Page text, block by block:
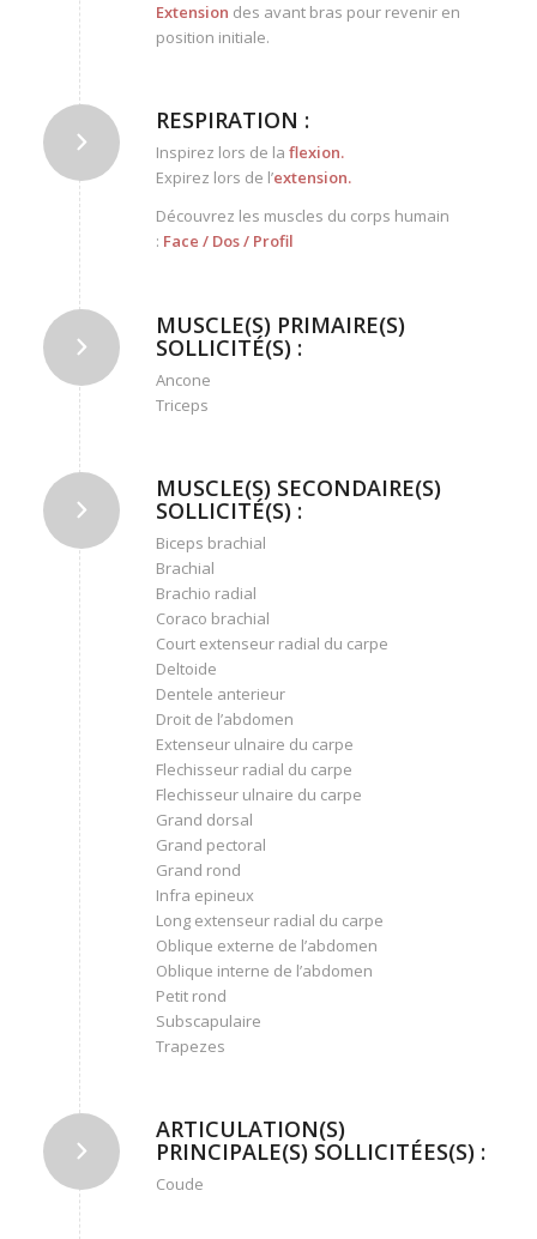
Extension des avant bras pour revenir en
position initiale.
RESPIRATION :
Inspirez lors de la flexion.
Expirez lors de l’extension.
Découvrez les muscles du corps humain
: Face / Dos/ Profil
MUSCLE(S) PRIMAIRE(S)
SOLLICITÉ(S) :
Ancone
Triceps
MUSCLE(S) SECONDAIRE(S)
SOLLICITÉ(S) :
Biceps brachial
Brachial
Brachio radial
Coraco brachial
Court extenseur radial du carpe
Deltoide
Dentele anterieur
Droit de l’abdomen
Extenseur ulnaire du carpe
Flechisseur radial du carpe
Flechisseur ulnaire du carpe
Grand dorsal
Grand pectoral
Grand rond
Infra epineux
Long extenseur radial du carpe
Oblique externe de l’abdomen
Oblique interne de l’abdomen
Petit rond
Subscapulaire
Trapezes
ARTICULATION(S)
PRINCIPALE(S) SOLLICITÉES(S) :
Coude